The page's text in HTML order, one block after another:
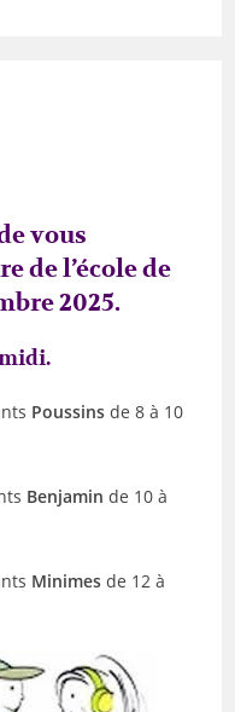
vous
de l’école de
2025.
Poussins de 8 à 10
Benjamin de 10 à
Minimes de 12 à